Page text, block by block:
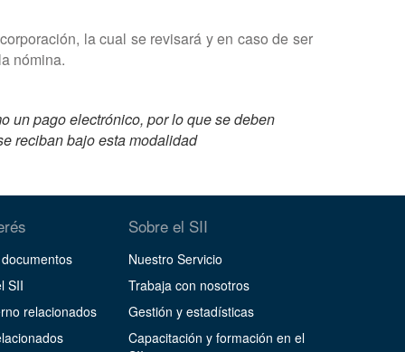
la cual se revisará y en caso de ser
nómina.
un pago electrónico, por lo que se deben
reciban bajo esta modalidad
SII
relacionados
Sobre el SII
Nuestro Servicio
Trabaja con nosotros
Gestión y estadísticas
Capacitación y formación en el